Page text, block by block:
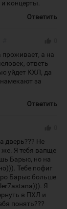
концерты.
Ответить
а на
ответь
уйдет КХЛ, да
за
Ответить
дверь??? Не
Я тебя вапще
Барыс, но на
Тебе пофиг
Барыс больше
Я
в ПХЛ и
понять???